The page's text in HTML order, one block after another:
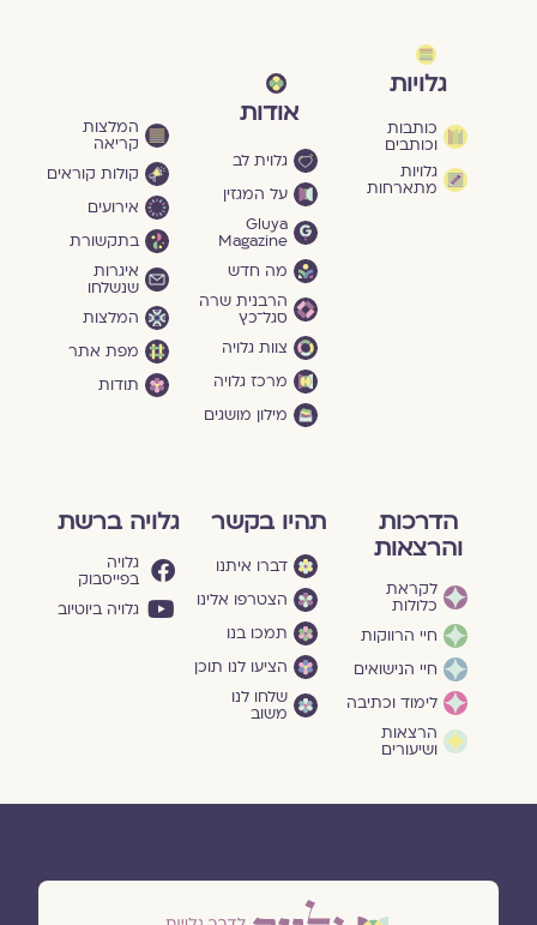
גלויות
כותבות
וכותבים
גלויות
מתארחות
אודות
גלוית לב
על המגזין
Gluya
Magazine
מה חדש
הרבנית שרה
סגל־כץ
צוות גלויה
מרכז גלויה
מילון מושגים
המלצות
קריאה
קולות קוראים
אירועים
בתקשורת
איגרות
שנשלחו
המלצות
מפת אתר
תודות
הדרכות
והרצאות
לקראת
כלולות
חיי הרווקות
חיי הנישואים
לימוד וכתיבה
הרצאות
ושיעורים
תהיו בקשר
דברו איתנו
הצטרפו אלינו
תמכו בנו
הציעו לנו תוכן
שלחו לנו
משוב
גלויה ברשת
גלויה
בפייסבוק
גלויה ביוטיוב